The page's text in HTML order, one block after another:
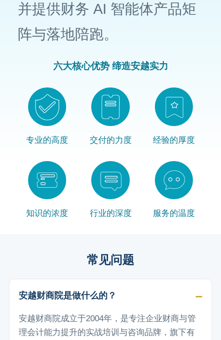
并提供财务 AI 智能体产品矩
阵与落地陪跑。
六大核心优势 缔造安越实力
专业的高度 交付的力度 经验的厚度
知识的浓度 行业的深度 服务的温度
常见问题
安越财商院是做什么的？
安越财商院成立于2004年，是专注企业财商与管
理会计能力提升的实战培训与咨询品牌，旗下有